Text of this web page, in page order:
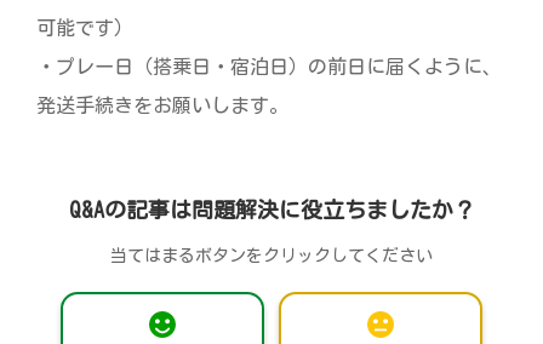
可能です）
・プレー日（搭乗日・宿泊日）の前日に届くように、
発送手続きをお願いします。
Q&Aの記事は問題解決に役立ちましたか？
当てはまるボタンをクリックしてください